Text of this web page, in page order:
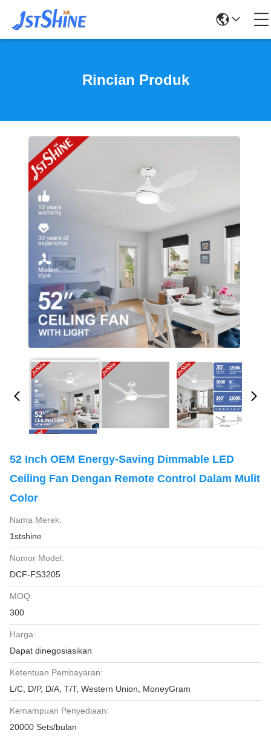
Rincian Produk
52 Inch OEM Energy-Saving Dimmable LED
Ceiling Fan Dengan Remote Control Dalam Mulit
Color
Nama Merek:
1stshine
Nomor Model:
DCF-FS3205
MOQ:
300
Harga:
Dapat dinegosiasikan
Ketentuan Pembayaran:
L/C, D/P, D/A, T/T, Western Union, MoneyGram
Kemampuan Penyediaan:
20000 Sets/bulan